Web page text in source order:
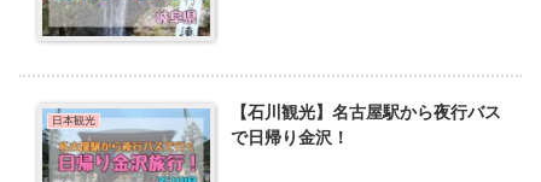
日本観光
【石川観光】名古屋駅から夜行バス
で日帰り金沢！